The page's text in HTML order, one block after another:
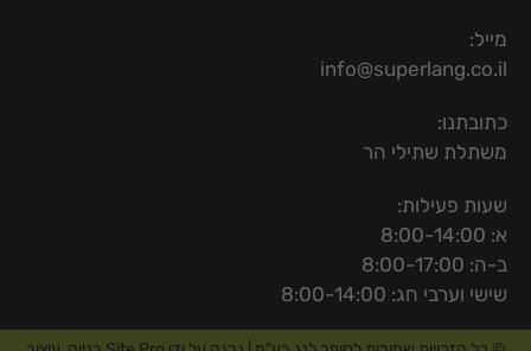
מייל:
info@superlang.co.il
כתובתנו:
משתלת שתילי הר
שעות פעילות:
א: 8:00-14:00
ב-ה: 8:00-17:00
שישי וערבי חג: 8:00-14:00